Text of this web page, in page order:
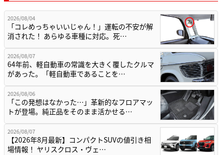
2026/08/04
「コレめっちゃいいじゃん！」運転の不安が解
消された！ あらゆる車種に対応。死…
2026/08/07
64年前、軽自動車の常識を大きく覆したクルマ
があった。「軽自動車であることを…
2026/08/06
「この発想はなかった…」革新的なフロアマッ
トが登場。純正品をそのまま活かせる…
2026/08/07
【2026年8月最新】コンパクトSUVの値引き相
場情報！ ヤリスクロス・ヴェ…